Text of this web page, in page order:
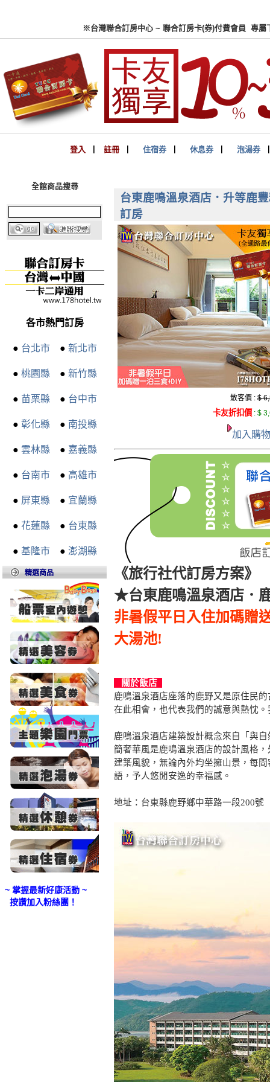
※台灣聯合訂房中心 ~ 聯合
登入 註冊 住宿券 休息券 泡湯券
全館商品搜尋
各市熱門訂房
● 台北市● 新北市
● 桃園縣 ● 新竹縣
● 苗栗縣 ● 台中市
● 彰化縣 ● 南投縣
● 雲林縣 ● 嘉義縣
● 台南市● 高雄市
● 屏東縣 ● 宜蘭縣
● 花蓮縣 ● 台東縣
● 基隆市● 澎湖縣
精選商品
~ 掌握最新好康活動 ~
按讚加入粉絲團！
台東鹿鳴溫泉酒店．升等鹿
訂房
散客價 : $
卡友折扣價 : $
加入購
《旅行社代訂房方案》
★台東鹿鳴溫泉酒店．
非暑假平日入住加碼贈
大湯池!
關於飯店
鹿鳴溫泉酒店座落的鹿野又是原住民
在此相會，也代表我們的誠意與熱忱
鹿鳴溫泉酒店建築設計概念來自「與
簡奢華風是鹿鳴溫泉酒店的設計風格
建築風貌，無論內外均坐擁山景，每
語，予人悠閒安逸的幸福感。
地址：台東縣鹿野鄉中華路一段